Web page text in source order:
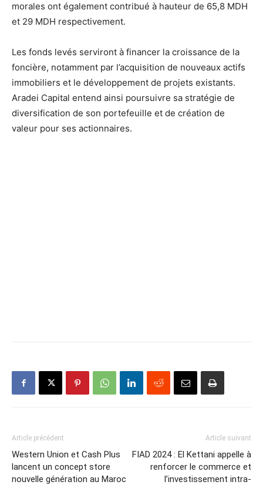
morales ont également contribué à hauteur de 65,8 MDH
et 29 MDH respectivement.
Les fonds levés serviront à financer la croissance de la
foncière, notamment par l’acquisition de nouveaux actifs
immobiliers et le développement de projets existants.
Aradei Capital entend ainsi poursuivre sa stratégie de
diversification de son portefeuille et de création de
valeur pour ses actionnaires.
Article précédent
Western Union et Cash Plus
lancent un concept store
nouvelle génération au Maroc
Article suivant
FIAD 2024 : El Kettani appelle à
renforcer le commerce et
l’investissement intra-